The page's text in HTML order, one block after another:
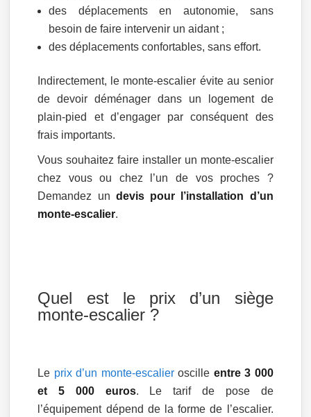
des déplacements en autonomie, sans
besoin de faire intervenir un aidant ;
des déplacements confortables, sans effort.
Indirectement, le monte-escalier évite au senior
de devoir déménager dans un logement de
plain-pied et d’engager par conséquent des
frais importants.
Vous souhaitez faire installer un monte-escalier
chez vous ou chez l’un de vos proches ?
Demandez un devis pour l’installation d’un
monte-escalier.
Quel est le prix d’un siège
monte-escalier ?
Le prix d’un monte-escalieroscille entre 3 000
et 5 000 euros. Le tarif de pose de
l’équipement dépend de la forme de l’escalier.